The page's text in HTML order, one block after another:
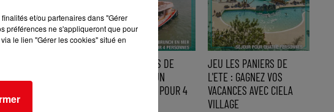
JEU LES PANIERS DE
L'ETE : GAGNEZ UN
BRUNCH EN MER POUR 4
JEU LES PANIERS DE
L'ETE : GAGNEZ VOS
VACANCES AVEC CIELA
VILLAGE
et/ou partenaires dans "Gérer
préférences ne s'appliqueront que pour
le lien "Gérer les cookies" situé en